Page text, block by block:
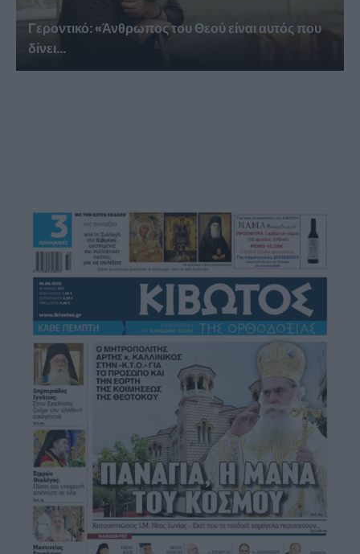
Γεροντικό: «Άνθρωπος του Θεού είναι αυτός που
δίνει...